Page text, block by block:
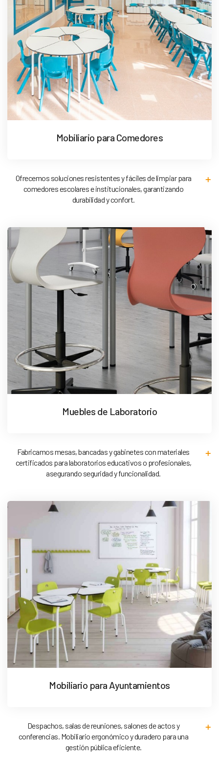
Mobiliario para Comedores
Ofrecemos soluciones resistentes y fáciles de limpiar para
comedores escolares e institucionales, garantizando
durabilidad y confort.
Muebles de Laboratorio
Fabricamos mesas, bancadas y gabinetes con materiales
certificados para laboratorios educativos o profesionales,
asegurando seguridad y funcionalidad.
Mobiliario para Ayuntamientos
Despachos, salas de reuniones, salones de actos y
conferencias. Mobiliario ergonómico y duradero para una
gestión pública eficiente.